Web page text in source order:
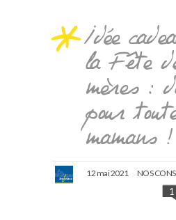
Idée
la Fête
mères :
pour
mamans !
12 mai 2021 NOS
1